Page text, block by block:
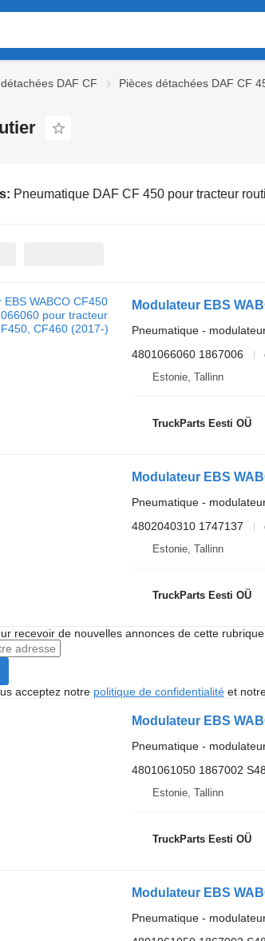
DAF CF Pièces détachées DAF CF
Pneumatique DAF CF 450 pour tracteur
Pneumatique -
4801066060 1867006
Estonie, Tallinn
TruckParts Eesti OÜ
Pneumatique -
4802040310 1747137
Estonie, Tallinn
TruckParts Eesti OÜ
recevoir de nouvelles annonces de cette rubrique
acceptez notre politique de confidentialitéet
Pneumatique -
4801061050 1867002
Estonie, Tallinn
TruckParts Eesti OÜ
Modulateur EBS
Pneumatique -